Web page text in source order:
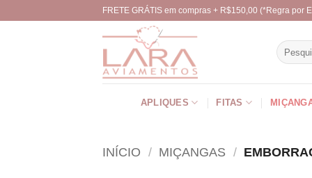
FRETE GRÁTIS em compras + R$150,00 (*Regra por
Pesquisar
por:
APLIQUES FITAS
INÍCIO / MIÇANGAS /